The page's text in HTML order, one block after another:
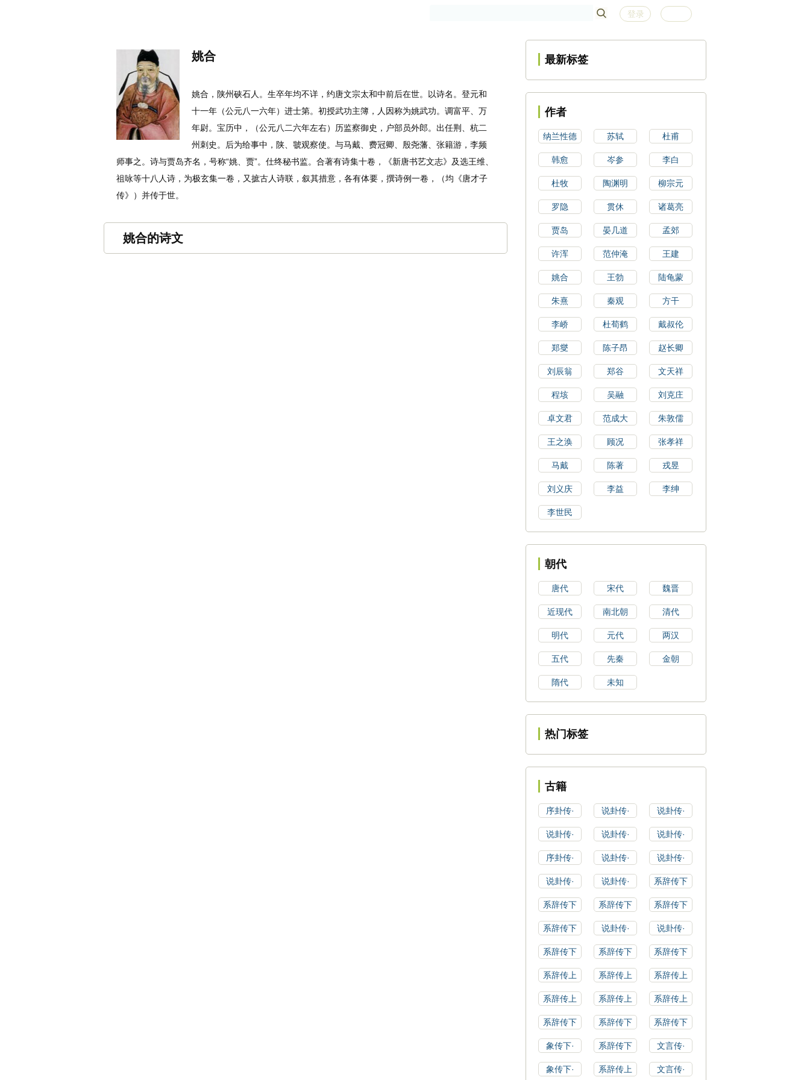
登录
姚合
姚合，陕州硖石人。生卒年均不详，约唐文宗太和中前后在世。以诗名。登元和
十一年（公元八一六年）进士第。初授武功主簿，人因称为姚武功。调富平、万
年尉。宝历中，（公元八二六年左右）历监察御史，户部员外郎。出任荆、杭二
州刺史。后为给事中，陕、虢观察使。与马戴、费冠卿、殷尧藩、张籍游，李频
师事之。诗与贾岛齐名，号称“姚、贾”。仕终秘书监。合著有诗集十卷，《新唐书艺文志》及选王维、
祖咏等十八人诗，为极玄集一卷，又摭古人诗联，叙其措意，各有体要，撰诗例一卷，（均《唐才子
传》）并传于世。
姚合的诗文
最新标签
作者
纳兰性德 苏轼 杜甫
韩愈 岑参 李白
杜牧 陶渊明 柳宗元
罗隐 贯休 诸葛亮
贾岛 晏几道 孟郊
许浑 范仲淹 王建
姚合 王勃 陆龟蒙
朱熹 秦观 方干
李峤 杜荀鹤 戴叔伦
郑燮 陈子昂 赵长卿
刘辰翁 郑谷 文天祥
程垓 吴融 刘克庄
卓文君 范成大 朱敦儒
王之涣 顾况 张孝祥
马戴 陈著 戎昱
刘义庆 李益 李绅
李世民
朝代
唐代 宋代 魏晋
近现代 南北朝 清代
明代 元代 两汉
五代 先秦 金朝
隋代 未知
热门标签
古籍
序卦传· 说卦传· 说卦传·
说卦传· 说卦传· 说卦传·
序卦传· 说卦传· 说卦传·
说卦传· 说卦传· 系辞传下
系辞传下 系辞传下 系辞传下
系辞传下 说卦传· 说卦传·
系辞传下 系辞传下 系辞传下
系辞传上 系辞传上 系辞传上
系辞传上 系辞传上 系辞传上
系辞传下 系辞传下 系辞传下
象传下· 系辞传下 文言传·
象传下· 系辞传上 文言传·